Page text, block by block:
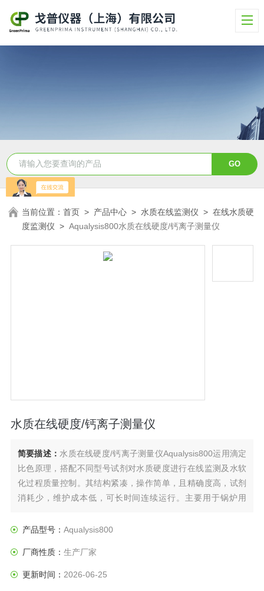
当前位置：首页 > 产品中心 > 水质在线监测仪 >在线水质硬
度监测仪 >Aqualysis800水质在线硬度/钙离子测量仪
水质在线硬度/钙离子测量仪
简要描述： 水质在线硬度/钙离子测量仪Aqualysis800运用滴定
比色原理，搭配不同型号试剂对水质硬度进行在线监测及水软
化过程质量控制。其结构紧凑，操作简单，且精确度高，试剂
消耗少，维护成本低，可长时间连续运行。主要用于锅炉用
硬度的监测与控制，搭配MCS系列通道分配器可轻松实现2-8通
产品型号： Aqualysis800
厂商性质： 生产厂家
更新时间： 2026-06-25